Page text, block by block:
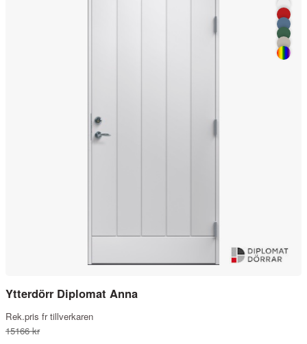
Ytterdörr Diplomat Anna
Rek.pris fr tillverkaren
15166 kr